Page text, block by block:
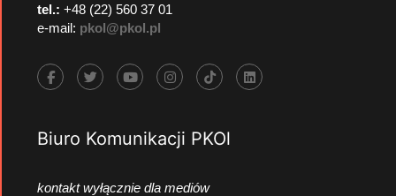
tel.: +48 (22) 560 37 01
e-mail: pkol@pkol.pl
Biuro Komunikacji PKOl
kontakt wyłącznie dla mediów